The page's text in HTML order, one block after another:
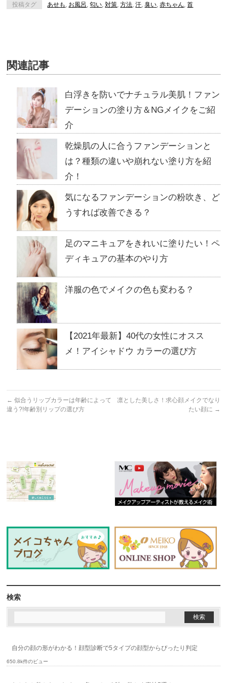
投稿タグ あせも お風呂 ,匂い ,対策 ,方法 ,汗 ,臭い ,赤ちゃん ,首
関連記事
白浮きを防いでナチュラル美肌！ファン
デーションの塗り方＆NGメイクをご紹
介
乾燥肌の人に合うファンデーションと
は？種類の違いや崩れない塗り方を紹
介！
気になるファンデーションの粉吹き、ど
うすれば改善できる？
足のマニキュアをきれいに塗りたい！ペ
ディキュアの基本のやり方
洋服の色でメイクの色も変わる？
【2021年最新】40代の女性にオスス
メ！アイシャドウ カラーの選び方
← 似合うリップカラーは年齢によって
違う?!年齢別リップの選び方
凛とした美しさ！求心顔メイクでなり
たい顔に →
検索
自分の顔の形がわかる！顔型診断で5タイプの顔型からぴったり判定
650.8k件のビュー